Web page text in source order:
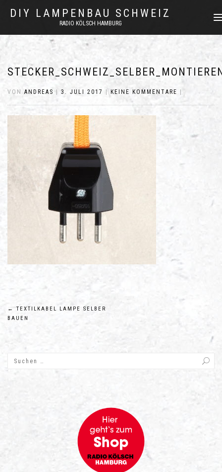
DIY LAMPENBAU SCHWEIZ
RADIO KÖLSCH HAMBURG
VONANDREAS 3. JULI 2017 KEINE KOMMENTARE
Beitragsnavigation
← TEXTILKABEL LAMPE SELBER
BAUEN